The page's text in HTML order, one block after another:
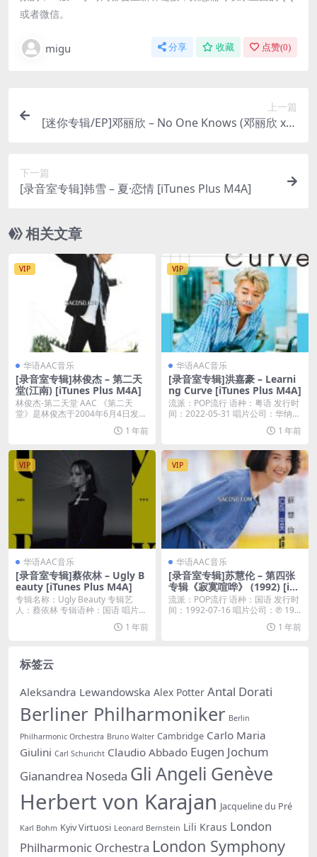
或者微信。
migu 分享 收藏 点赞(0)
上一篇
[迷你专辑/EP]邓丽欣 – No One Knows (邓丽欣 x Y.
下一篇
[录音室专辑]韩雪 – 夏·恋情 [iTunes Plus M4A]
相关文章
VIP
华语AAC音乐
[录音室专辑]林俊杰 – 第二天
堂(江南) [iTunes Plus M4A]
林俊杰-第二天堂 AAC 《第二天
堂》是林俊杰于2004年6月4日发行
1 年前
VIP
华语AAC音乐
[录音室专辑]洪嘉豪 – Learni
ng Curve [iTunes Plus M4A]
流派：POP流行 语种：粤语 发行时
间：2022-05-31 唱片公司：华纳唱
1 年前
VIP
华语AAC音乐
[录音室专辑]蔡依林 – Ugly B
eauty [iTunes Plus M4A]
专辑名称：Ugly Beauty 专辑艺
人：蔡依林 专辑语种：国语 唱片公
1 年前
VIP
华语AAC音乐
[录音室专辑]苏慧伦 – 第四张
专辑《寂寞喧哗》 (1992) [iTu
nes Plus M4A]
流派：POP流行 语种：国语 发行时
间：1992-07-16 唱片公司：℗ 19...
1 年前
标签云
Aleksandra Lewandowska Alex Potter Antal Dorati
Berliner Philharmoniker Berlin
Philharmonic Orchestra Bruno Walter Cambridge Carlo Maria
Giulini Carl Schuricht Claudio Abbado Eugen Jochum
Gianandrea Noseda Gli Angeli Genève
Herbert von Karajan Jacqueline du Pré
Karl Bohm Kyiv Virtuosi Leonard Bernstein Lili Kraus London
Philharmonic Orchestra London Symphony